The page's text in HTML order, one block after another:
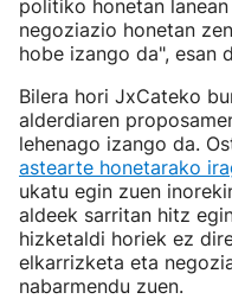
politiko honetan
negoziazio honetan
hobe izango da", esan
Bilera hori JxCateko
alderdiaren
lehenago izango da.
astearte honetarako
ukatu egin zuen
aldeek sarritan hitz
hizketaldi horiek ez
elkarrizketa eta
nabarmendu zuen.